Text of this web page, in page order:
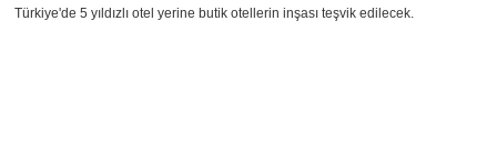
Türkiye'de 5 yıldızlı otel yerine butik otellerin inşası teşvik edilecek.